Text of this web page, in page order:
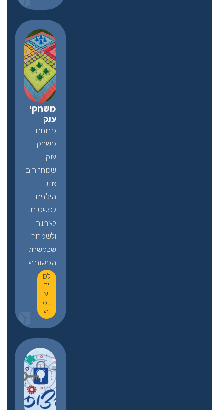
משחקי
ענק
מתחם
משחקי
ענק
שמחזירים
את
הילדים
לפשטות,
לאתגר
ולשמחה
שבמשחק
המשותף
למ
יד
ע
נוס
ף